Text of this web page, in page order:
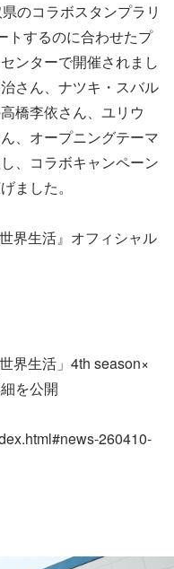
のコラボスタンプラリ
トするのに合わせたプ
ンターで開催されまし
さん、ナツキ・スバル
橋李依さん、ユリウ
、オープニングテーマ
、コラボキャンペーン
ました。
界生活』オフィシャル
界生活」4th season×
を公開
260410-